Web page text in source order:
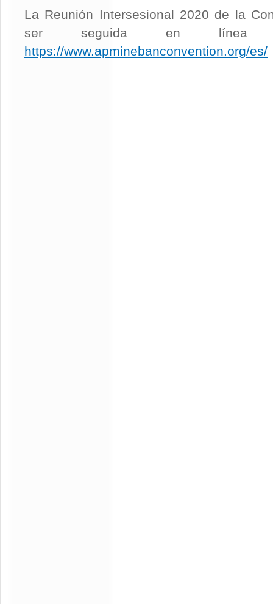
La Reunión Intersesional 2020 de la
ser seguida en
https://www.apminebanconvention.org/es/